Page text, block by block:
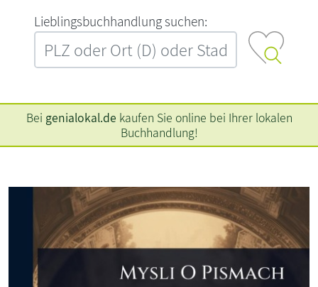
L‍i‍e‍b‍l‍i‍n‍g‍s‍b‍u‍c‍h‍h‍a‍n‍d‍l‍u‍n‍g‍ ‍s‍u‍c‍h‍e‍n‍:‍
Bei genialokal.de kaufen Sie online bei Ihrer lokalen
Buchhandlung!